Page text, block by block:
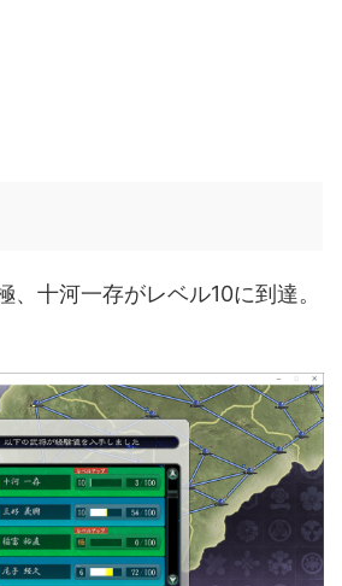
、十河一存がレベル10に到達。